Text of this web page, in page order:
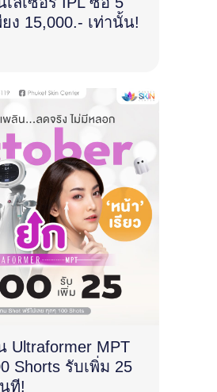
ง 15,000.- เท่านั้น!
Ultraformer MPT
Shorts รับเพิ่ม 25
ที!